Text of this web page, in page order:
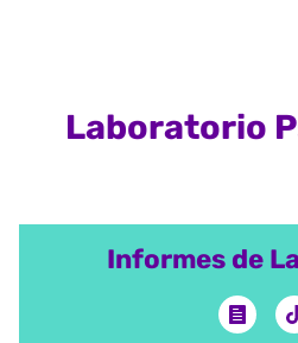
Laboratorio
Informes de